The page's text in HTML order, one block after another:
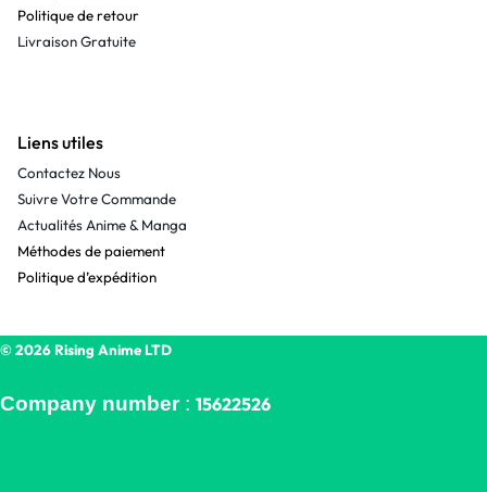
Politique de retour
Livraison Gratuite
Liens utiles
Contactez Nous
Suivre Votre Commande
Actualités Anime & Manga
Méthodes de paiement
Politique d’expédition
© 2026 Rising Anime LTD
Company number: 15622526